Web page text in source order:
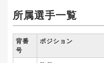
所属選手一覧
背番
号
ポジション